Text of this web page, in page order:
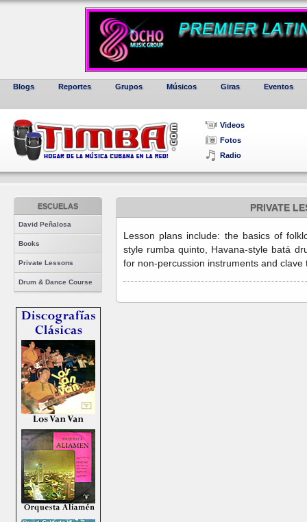
Blogs Reportes Grupos Músicos Giras Eventos
Videos
Fotos
Radio
ESCUELAS
David Peñalosa
Books
Private Lessons
Drum & Dance Course
PRIVATE
Lesson plans include: the basics of
style rumba quinto, Havana-style batá
for non-percussion instruments and clave